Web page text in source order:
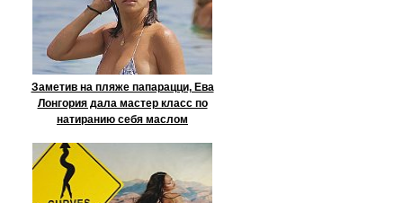
Заметив на пляже папарацци, Ева
Лонгория дала мастер класс по
натиранию себя маслом